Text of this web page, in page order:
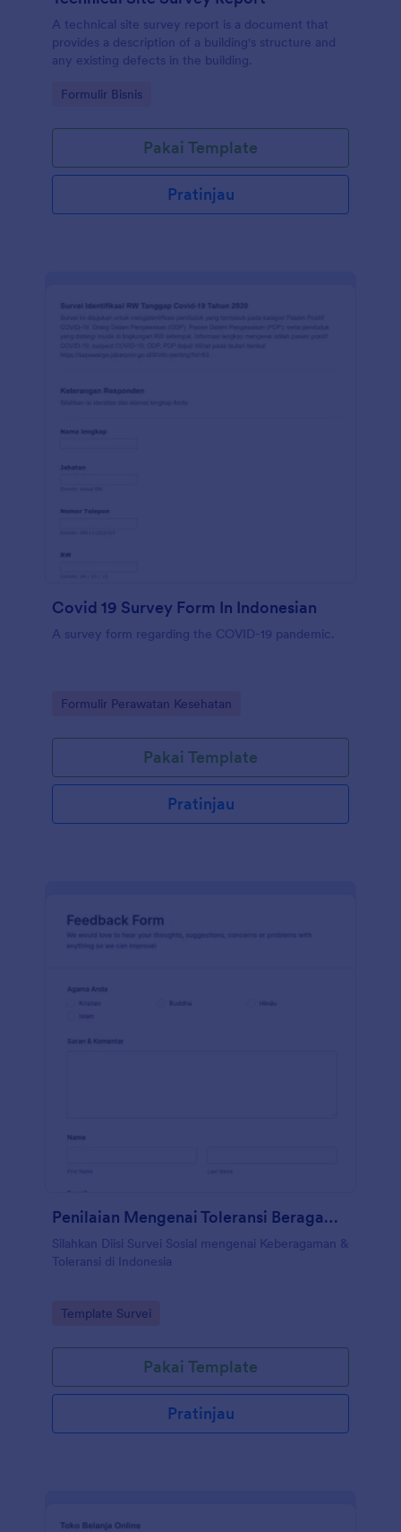
A technical site survey report is a document that
provides a description of a building's structure and
any existing defects in the building.
Go to Category:
Formulir Bisnis
Pakai Template
Pratinjau
Covid 19 Survey Form In Indonesian
A survey form regarding the COVID-19 pandemic.
Go to Category:
Formulir Perawatan Kesehatan
Pakai Template
Pratinjau
Penilaian Mengenai Toleransi Beragama Indonesia
Silahkan Diisi Survei Sosial mengenai Keberagaman &
Toleransi di Indonesia
Go to Category:
Template Survei
Pakai Template
Pratinjau